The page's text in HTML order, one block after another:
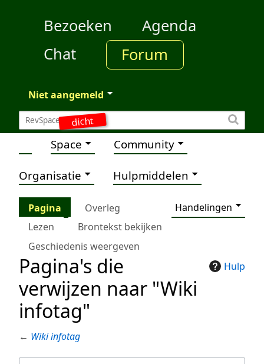
dicht
Bezoeken
Agenda
Chat
Forum
Niet aangemeld
Space Community
Organisatie Hulpmiddelen
Pagina Overleg
Handelingen
Lezen
Brontekst bekijken
Geschiedenis weergeven
Hulp
Pagina's die
verwijzen naar "Wiki
infotag"
← Wiki infotag